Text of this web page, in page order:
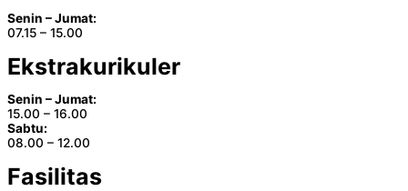
Senin – Jumat:
07.15 – 15.00
Ekstrakurikuler
Senin – Jumat:
15.00 – 16.00
Sabtu:
08.00 – 12.00
Fasilitas